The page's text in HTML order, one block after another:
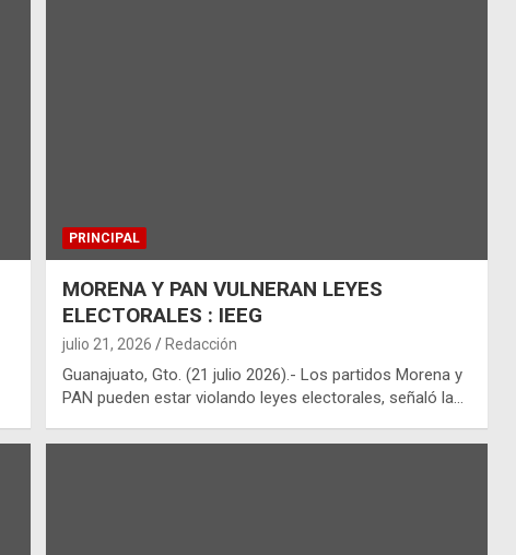
PRINCIPAL
MORENA Y PAN VULNERAN LEYES
ELECTORALES : IEEG
julio 21, 2026 Redacción
Guanajuato, Gto. (21 julio 2026).- Los partidos Morena y
PAN pueden estar violando leyes electorales, señaló la…